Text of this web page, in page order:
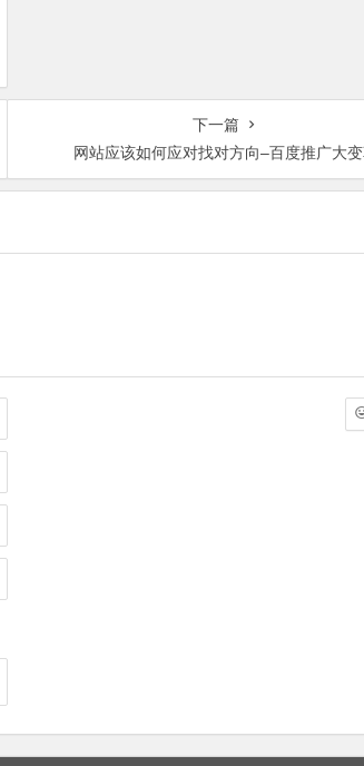
下一篇
网站应该如何应对找对方向–百度推广大